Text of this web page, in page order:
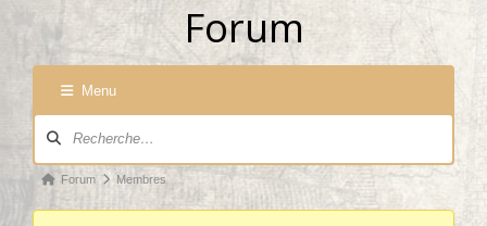
Forum
Menu
Fil d’Ariane du forum – Vous êtes ici :
Forum Membres